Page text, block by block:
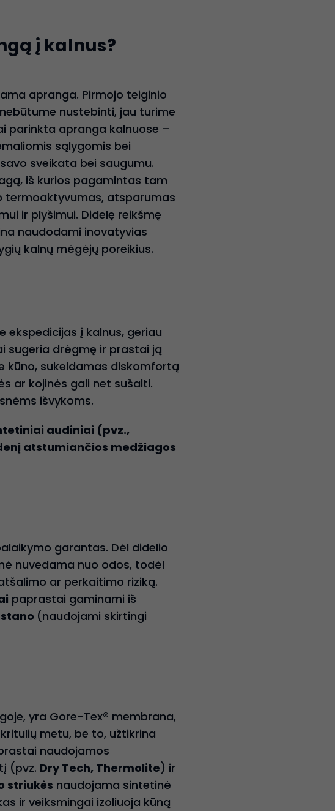
į kalnus?
apranga. Pirmojo teiginio
nustebinti, jau turime
parinkta apranga kalnuose –
sąlygomis bei
sveikata bei saugumu.
iš kurios pagamintas tam
termoaktyvumas, atsparumas
ir plyšimui. Didelę reikšmę
naudodami inovatyvias
kalnų mėgėjų poreikius.
ekspedicijas į kalnus, geriau
sugeria drėgmę ir prastai ją
kūno, sukeldamas diskomfortą
ar kojinės gali net sušalti.
išvykoms.
audiniai (pvz.,
atstumiančios medžiagos
garantas. Dėl didelio
nuvedama nuo odos, todėl
ar perkaitimo riziką.
paprastai gaminami iš
(naudojami skirtingi
yra Gore-Tex® membrana,
metu, be to, užtikrina
naudojamos
(pvz. Dry Tech, Thermolite) ir
striukės naudojama sintetinė
ir veiksmingai izoliuoja kūną